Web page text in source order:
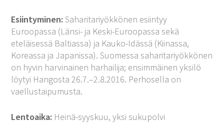
Esiintyminen:Saharitariyökkönen esiintyy
Euroopassa (Länsi- ja Keski-Euroopassa sekä
eteläisessä Baltiassa) ja Kauko-Idässä (Kiinassa,
Koreassa ja Japanissa). Suomessa saharitariyökkönen
on hyvin harvinainen harhailija; ensimmäinen yksilö
löytyi Hangosta 26.7.–2.8.2016. Perhosella on
vaellustaipumusta.
Lentoaika: Heinä-syyskuu, yksi sukupolvi